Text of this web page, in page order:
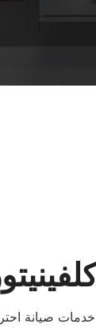
صيانة